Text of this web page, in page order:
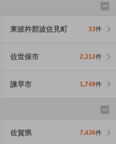
東彼杵郡波佐見町 33件
佐世保市 2,312件
諫早市 1,749件
佐賀県 7,436件